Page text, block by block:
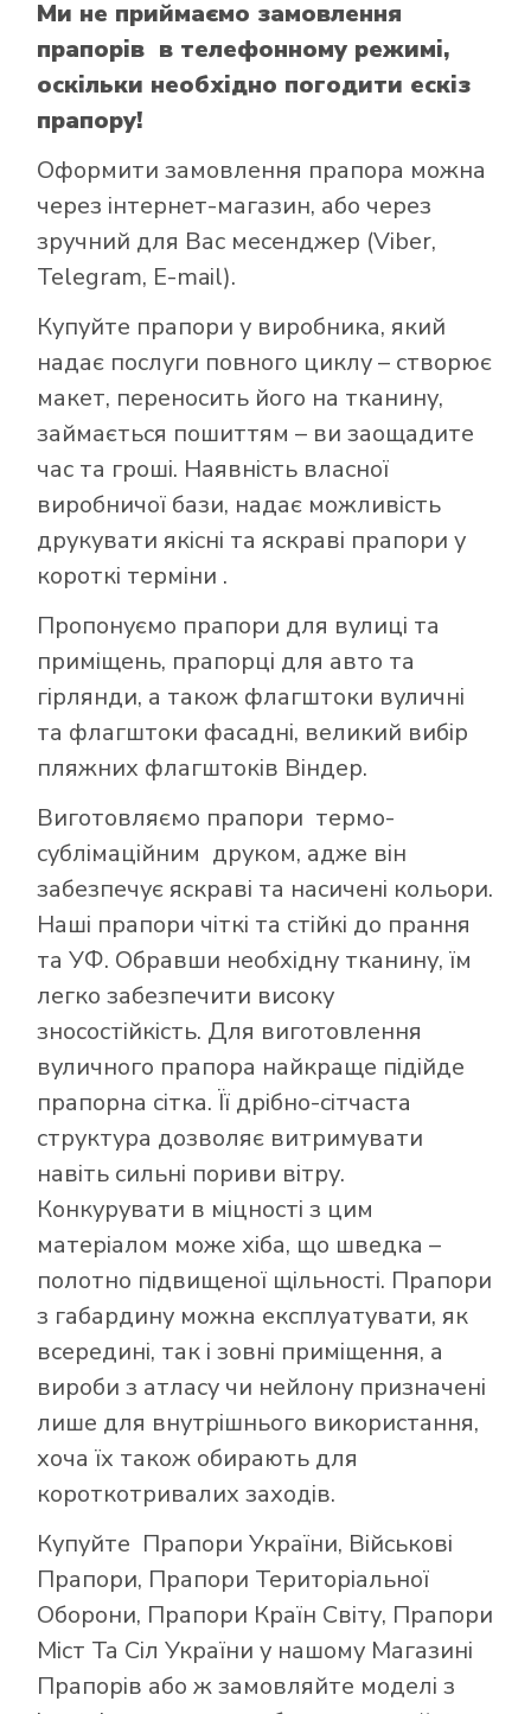
Ми не приймаємо замовлення
прапорів в телефонному режимі,
оскільки необхідно погодити ескіз
прапору!
Оформити замовлення прапора можна
через інтернет-магазин, або через
зручний для Вас месенджер (Viber,
Telegram, E-mail).
Купуйте прапори у виробника, який
надає послуги повного циклу – створює
макет, переносить його на тканину,
займається пошиттям – ви заощадите
час та гроші. Наявність власної
виробничої бази, надає можливість
друкувати якісні та яскраві прапори у
короткі терміни .
Пропонуємо прапори для вулиці та
приміщень, прапорці для авто та
гірлянди, а також флагштоки вуличні
та флагштоки фасадні, великий вибір
пляжних флагштоків Віндер.
Виготовляємо прапори термо-
сублімаційним друком, адже він
забезпечує яскраві та насичені кольори.
Наші прапори чіткі та стійкі до прання
та УФ. Обравши необхідну тканину, їм
легко забезпечити високу
зносостійкість. Для виготовлення
вуличного прапора найкраще підійде
прапорна сітка. Її дрібно-сітчаста
структура дозволяє витримувати
навіть сильні пориви вітру.
Конкурувати в міцності з цим
матеріалом може хіба, що шведка –
полотно підвищеної щільності. Прапори
з габардину можна експлуатувати, як
всередині, так і зовні приміщення, а
вироби з атласу чи нейлону призначені
лише для внутрішнього використання,
хоча їх також обирають для
короткотривалих заходів.
Купуйте Прапори України, Військові
Прапори, Прапори Територіальної
Оборони, Прапори Країн Світу, Прапори
Міст Та Сіл України у нашому Магазині
Прапорів або ж замовляйте моделі з